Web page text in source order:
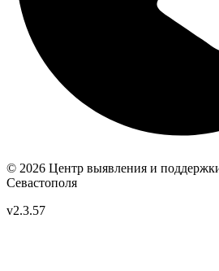
© 2026 Центр выявления и
Севастополя
v2.3.57